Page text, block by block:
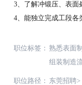
3、了解冲锻压、表面
4、能独立完成工段各
职位标签： 熟悉表面
组装制造
职位路径： 东莞招聘>